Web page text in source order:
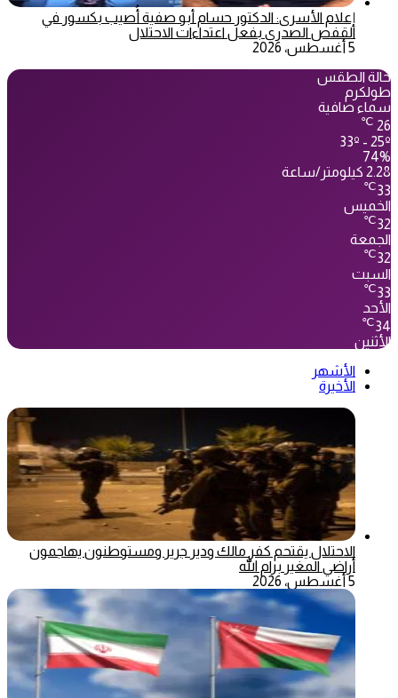
إعلام الأسرى: الدكتور حسام أبو صفية أُصيب بكسور في
القفص الصدري بفعل اعتداءات الاحتلال
5 أغسطس، 2026
حالة الطقس
طولكرم
سماء صافية
26
℃
33º - 25º
74%
2.28 كيلومتر/ساعة
33
℃
الخميس
32
℃
الجمعة
32
℃
السبت
33
℃
الأحد
34
℃
الأثنين
الأشهر
الأخيرة
الاحتلال يقتحم كفر مالك ودير جرير ومستوطنون يهاجمون
أراضي المغير برام الله
5 أغسطس، 2026